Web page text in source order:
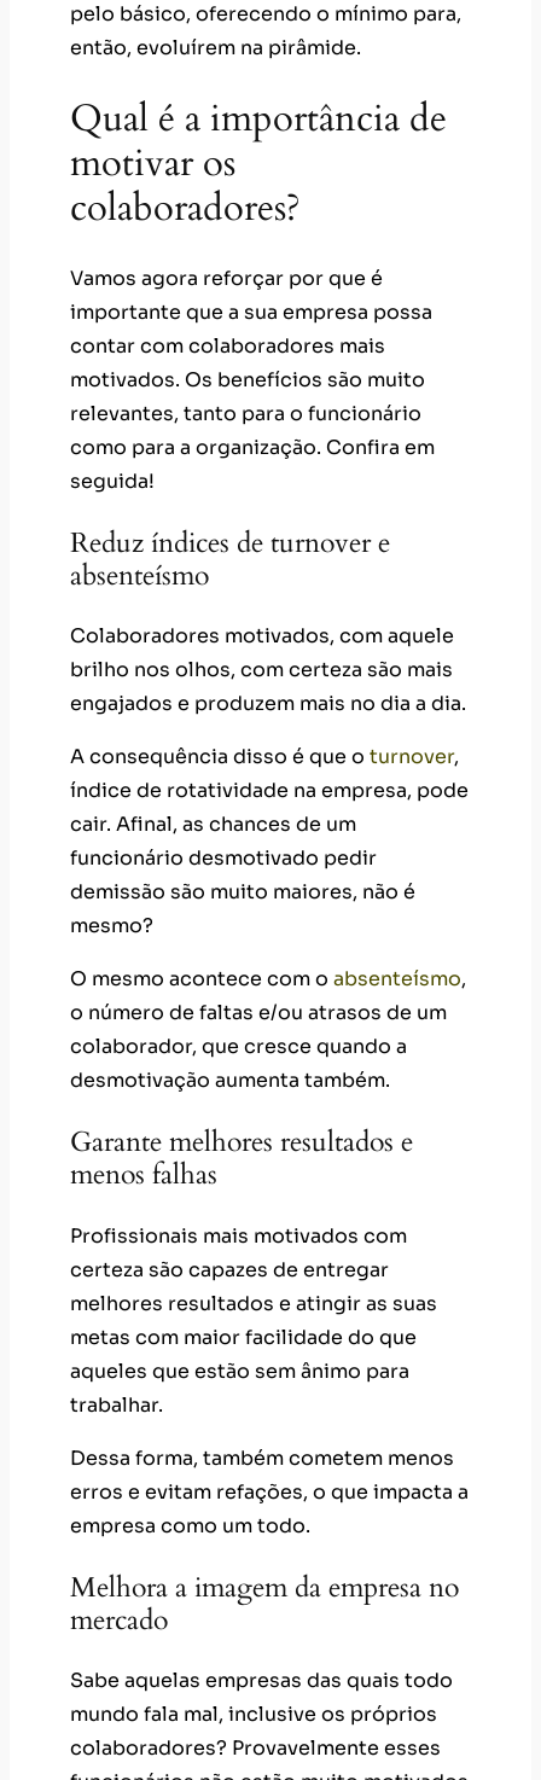
pelo básico, oferecendo o mínimo para,
então, evoluírem na pirâmide.
Qual é a importância de
motivar os
colaboradores?
Vamos agora reforçar por que é
importante que a sua empresa possa
contar com colaboradores mais
motivados. Os benefícios são muito
relevantes, tanto para o funcionário
como para a organização. Confira em
seguida!
Reduz índices de turnover e
absenteísmo
Colaboradores motivados, com aquele
brilho nos olhos, com certeza são mais
engajados e produzem mais no dia a dia.
A consequência disso é que o turnover,
índice de rotatividade na empresa, pode
cair. Afinal, as chances de um
funcionário desmotivado pedir
demissão são muito maiores, não é
mesmo?
O mesmo acontece com o absenteísmo,
o número de faltas e/ou atrasos de um
colaborador, que cresce quando a
desmotivação aumenta também.
Garante melhores resultados e
menos falhas
Profissionais mais motivados com
certeza são capazes de entregar
melhores resultados e atingir as suas
metas com maior facilidade do que
aqueles que estão sem ânimo para
trabalhar.
Dessa forma, também cometem menos
erros e evitam refações, o que impacta a
empresa como um todo.
Melhora a imagem da empresa no
mercado
Sabe aquelas empresas das quais todo
mundo fala mal, inclusive os próprios
colaboradores? Provavelmente esses